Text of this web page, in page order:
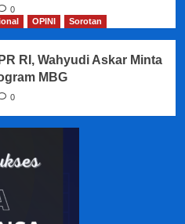
0
OPINI Sorotan
RI, Wahyudi Askar Minta
MBG
0